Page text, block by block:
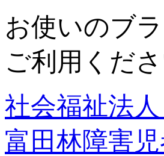
お使いのブ
ご利用くださ
社会福祉法
富田林障害